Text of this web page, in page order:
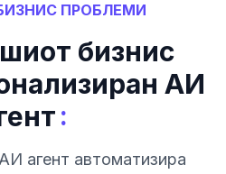
ПРОБЛЕМИ
бизнис
АИ
:
агент автоматизира